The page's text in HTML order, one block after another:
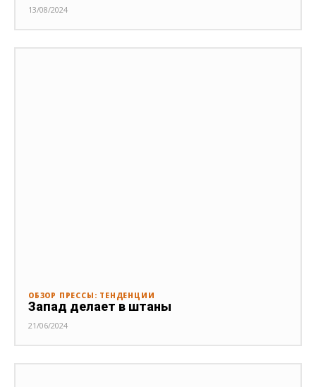
13/08/2024
ОБЗОР ПРЕССЫ: ТЕНДЕНЦИИ
Запад делает в штаны
21/06/2024